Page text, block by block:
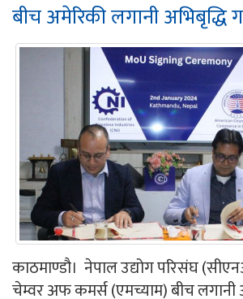
बीच अमेरिकी लगानी अभिबृद्धि
काठमाण्डौ। नेपाल उद्योग परिसंघ
चेम्वर अफ कमर्स (एमच्याम) बीच लगानी